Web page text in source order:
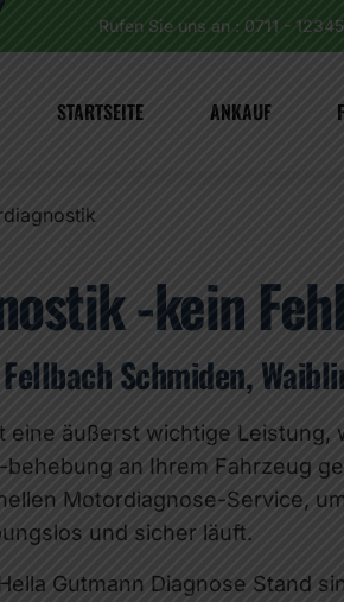
Rufen Sie uns an : 0711 -
STARTSEITE ANKAUF
-kein
Schmiden,
eine äußerst wichtige Leistung,
an Ihrem Fahrzeug
Motordiagnose-Service,
und sicher läuft.
Gutmann Diagnose Stand